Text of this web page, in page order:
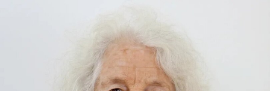
95%投票支持除罢工以外的其他行动。V&A东馆典
藏库的员工100%投票支持罢工行动。
V&A东馆典藏库于2025年5月开放，向公众展示了
数千件尚未在其他场馆展出的藏品。负责馆内“预约